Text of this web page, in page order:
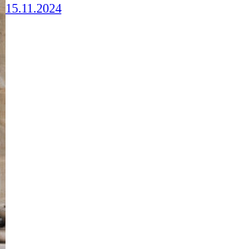
15.11.2024